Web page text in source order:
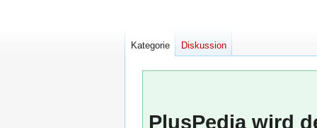
PlusPedia wird
Kategorie Diskussion